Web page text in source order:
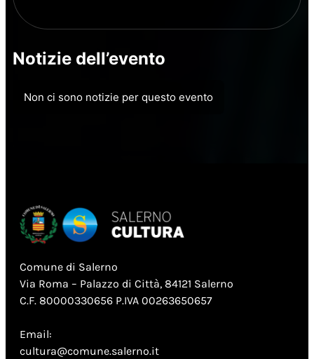
Notizie dell’evento
Non ci sono notizie per questo evento
Comune di Salerno
Via Roma – Palazzo di Città, 84121 Salerno
C.F. 80000330656 P.IVA 00263650657
Email:
cultura@comune.salerno.it